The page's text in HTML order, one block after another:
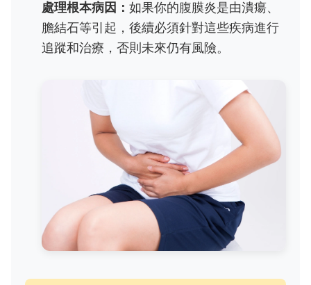
處理根本病因： 如果你的腹膜炎是由潰瘍、
膽結石等引起，後續必須針對這些疾病進行
追蹤和治療，否則未來仍有風險。